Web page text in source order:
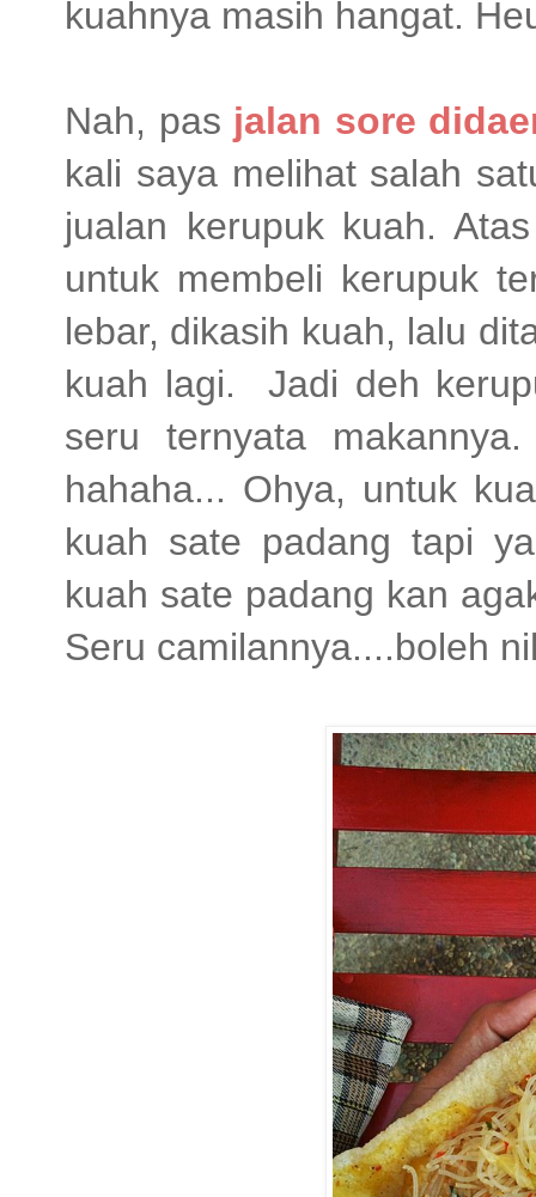
kuahnya masih hangat.
Nah, pas jalan sore
kali saya melihat salah
jualan kerupuk kuah.
untuk membeli kerupuk
lebar, dikasih kuah, lalu
kuah lagi. Jadi deh
seru ternyata
hahaha... Ohya, untuk
kuah sate padang tapi
kuah sate padang kan
Seru camilannya....boleh